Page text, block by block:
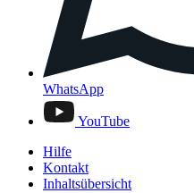
WhatsApp
YouTube
Hilfe
Kontakt
Inhaltsübersicht